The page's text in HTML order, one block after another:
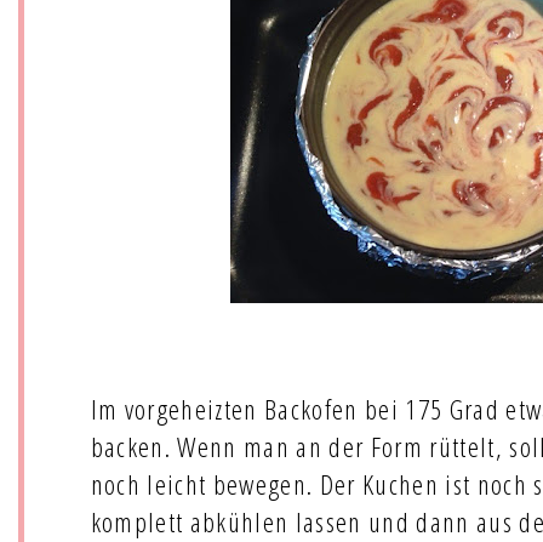
Im vorgeheizten Backofen bei 175 Grad
backen. Wenn man an der Form rüttelt,
noch leicht bewegen. Der Kuchen ist
komplett abkühlen lassen und dann aus